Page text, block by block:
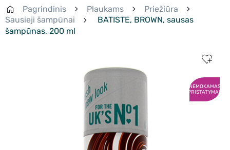
Pagrindinis Plaukams
Priežiūra
Sausieji šampūnai
BATISTE, BROWN, sausas
šampūnas, 200 ml
NEMOKAMAS
PRISTATYMAS